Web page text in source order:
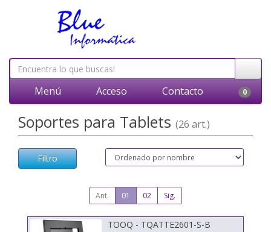
Menú Acceso Contacto 0
Soportes para Tablets (26 art.)
Filtro
Ant. 01 02 Sig.
TOOQ - TQATTE2601-S-B